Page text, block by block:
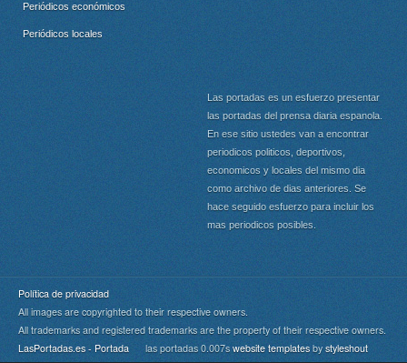
Periódicos económicos
Periódicos locales
Las portadas es un esfuerzo presentar
las portadas del prensa diaria espanola.
En ese sitio ustedes van a encontrar
periodicos politicos, deportivos,
economicos y locales del mismo dia
como archivo de dias anteriores. Se
hace seguido esfuerzo para incluir los
mas periodicos posibles.
Política de privacidad
All images are copyrighted to their respective owners.
All trademarks and registered trademarks are the property of their respective owners.
LasPortadas.es - Portada las portadas 0.007s website templates by styleshout